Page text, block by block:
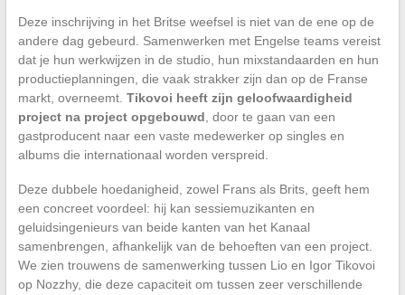
Deze inschrijving in het Britse weefsel is niet van de ene op de
andere dag gebeurd. Samenwerken met Engelse teams vereist
dat je hun werkwijzen in de studio, hun mixstandaarden en hun
productieplanningen, die vaak strakker zijn dan op de Franse
markt, overneemt. Tikovoi heeft zijn geloofwaardigheid
project na project opgebouwd , door te gaan van een
gastproducent naar een vaste medewerker op singles en
albums die internationaal worden verspreid.
Deze dubbele hoedanigheid, zowel Frans als Brits, geeft hem
een concreet voordeel: hij kan sessiemuzikanten en
geluidsingenieurs van beide kanten van het Kanaal
samenbrengen, afhankelijk van de behoeften van een project.
We zien trouwens de samenwerking tussen Lio en Igor Tikovoi
op Nozzhy, die deze capaciteit om tussen zeer verschillende